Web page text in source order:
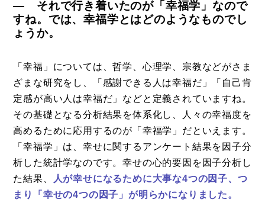
― それで行き着いたのが「幸福学」なので
すね。では、幸福学とはどのようなものでし
ょうか。
「幸福」については、哲学、心理学、宗教などがさま
ざまな研究をし、「感謝できる人は幸福だ」「自己肯
定感が高い人は幸福だ」などと定義されていますね。
その基礎となる分析結果を体系化し、人々の幸福度を
高めるために応用するのが「幸福学」だといえます。
「幸福学」は、幸せに関するアンケート結果を因子分
析した統計学なのです。幸せの心的要因を因子分析し
た結果、
人が幸せになるために大事な4つの因子、つ
まり「幸せの4つの因子」が明らかになりました。